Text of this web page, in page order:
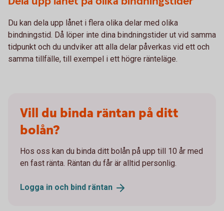
Du kan dela upp lånet i flera olika delar med olika
bindningstid. Då löper inte dina bindningstider ut vid samma
tidpunkt och du undviker att alla delar påverkas vid ett och
samma tillfälle, till exempel i ett högre ränteläge.
Vill du binda räntan på ditt
bolån?
Hos oss kan du binda ditt bolån på upp till 10 år med
en fast ränta. Räntan du får är alltid personlig.
Logga in och bind räntan